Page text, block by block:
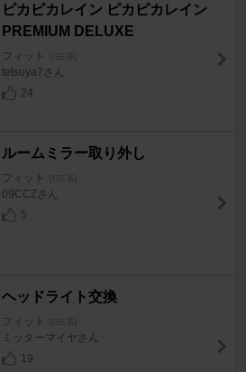
ピカピカレイン ピカピカレイン
PREMIUM DELUXE
フィット [GE系]
tetsuya7さん
24
ルームミラー取り外し
フィット [GE系]
09CCZさん
5
ヘッドライト交換
フィット [GE系]
ミッターマイヤさん
19